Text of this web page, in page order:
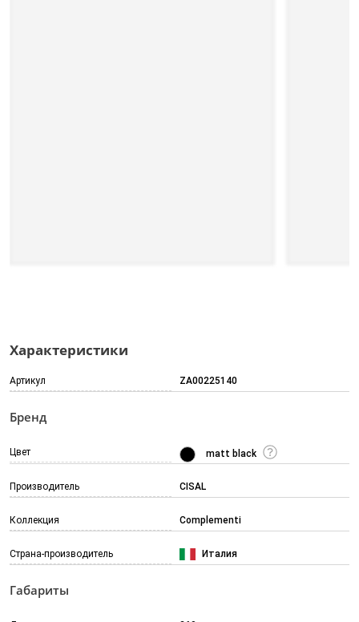
Характеристики
Артикул ZA00225140
Бренд
Цвет matt black
Производитель CISAL
Коллекция Complementi
Страна-производитель Италия
Габариты